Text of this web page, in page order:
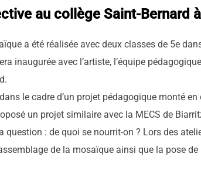
au collège Saint-Bernard
a été réalisée avec deux classes de 5e
inaugurée avec l’artiste, l’équipe
le cadre d’un projet pédagogique monté
un projet similaire avec la MECS de
question : de quoi se nourrit-on ? Lors des
de la mosaïque ainsi que la pose